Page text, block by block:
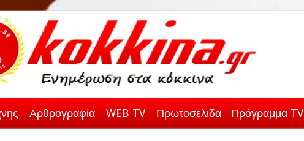
Αρθρογραφία WEB TV Πρωτοσέλιδα Πρόγραμμα TV